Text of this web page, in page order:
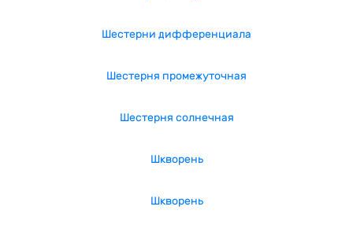
Шестерни дифференциала
Шестерня промежуточная
Шестерня солнечная
Шкворень
Шкворень